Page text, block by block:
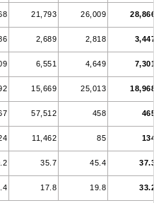
21,793 26,009
2,689 2,818
6,551 4,649
15,669 25,013
57,512 458
11,462 85
35.7 45.4
17.8 19.8